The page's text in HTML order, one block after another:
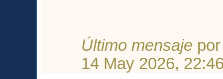
Último mensaje
14 May 2026,